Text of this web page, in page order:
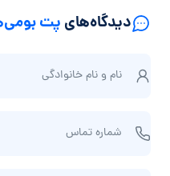
دیدگاه‌های پت
و
نام و نام‌ خانوادگی
م
شماره تماس